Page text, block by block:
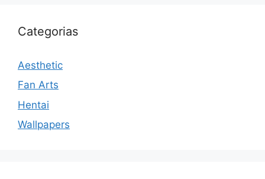
Categorias
Aesthetic
Fan Arts
Hentai
Wallpapers